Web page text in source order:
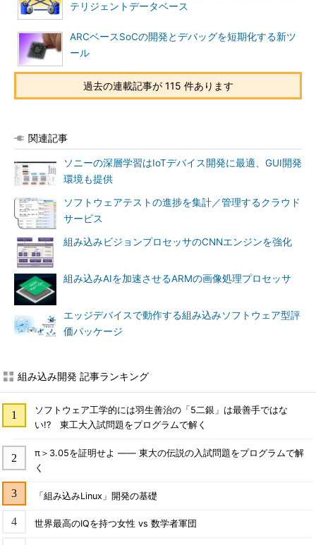
テリジェントデータベース
ARCベースSoCの開発とデバッグを短期化する新ツ
ール
過去の連載記事が 115 件あります
関連記事
ソニーの深層学習はIoTデバイス開発に最適、GUI開発
環境も提供
ソフトウェアテストの進捗を集計／管理するクラウド
サービス
組み込みビジョンプロセッサのCNNエンジンを強化
組み込みAIを加速させるARMの画像処理プロセッサ
エッジデバイスで動作する組み込みソフトウェア型評
価パッケージ
組み込み開発 記事ランキング
ソフトウェア工学的には羽生善治の「5二銀」は最善手ではな
い!? 東工大入試問題をプログラムで解く
π＞3.05を証明せよ ―― 東大の伝説の入試問題をプログラムで解
く
「組み込みLinux」開発の基礎
世界最高のIQを持つ女性 vs 数学者軍団